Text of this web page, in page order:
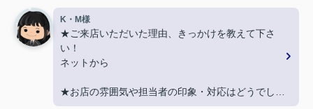
親切に対応いただき良かったです！
★担当者、または当店に一言お願い致します！
契約まで色々とご対応いただきありがとうございま
した！
K・M様
★ご来店いただいた理由、きっかけを教えて下さ
い！
ネットから
★お店の雰囲気や担当者の印象・対応はどうでした
か？